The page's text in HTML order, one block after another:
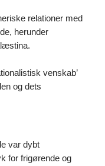
relationer med
herunder
venskab’
og dets
var dybt
for frigørende og